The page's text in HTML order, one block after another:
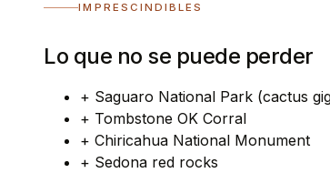
IMPRESCINDIBLES
Lo que no se puede perder
+ Saguaro National Park (cactus
+ Tombstone OK Corral
+ Chiricahua National Monument
+ Sedona red rocks